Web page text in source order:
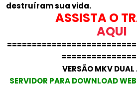
destruíram sua vida.
ASSISTA O
AQUI
VERSÃO MKV
SERVIDOR PARA DOWNLOAD